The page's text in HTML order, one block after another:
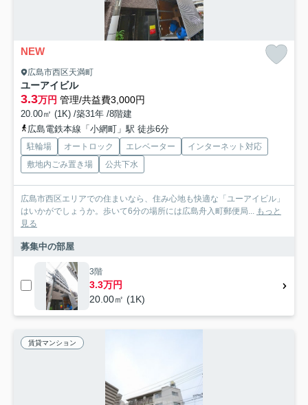
NEW
広島市西区天満町
ユーアイビル
3.3万円 管理/共益費3,000円
20.00㎡ (1K) /築31年 /8階建
広島電鉄本線「小網町」駅 徒歩6分
駐輪場 オートロック エレベーター
インターネット対応
敷地内ごみ置き場
公共下水
広島市西区エリアでの住まいなら、住み心地も快適な「ユーアイビル」
はいかがでしょうか。歩いて6分の場所には広島舟入町郵便局...
もっと
見る
募集中の部屋
3階
3.3万円
20.00㎡ (1K)
賃貸マンション